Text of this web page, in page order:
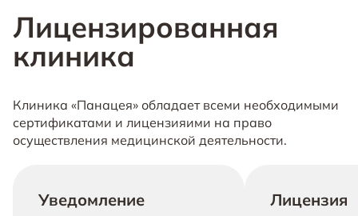
Лицензированная
клиника
Клиника «Панацея» обладает всеми необходимыми
сертификатами и лицензияими на право
осуществления медицинской деятельности.
Уведомление Лицензия